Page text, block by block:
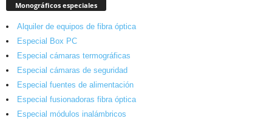
Monográficos especiales
Alquiler de equipos de fibra óptica
Especial Box PC
Especial cámaras termográficas
Especial cámaras de seguridad
Especial fuentes de alimentación
Especial fusionadoras fibra óptica
Especial módulos inalámbricos